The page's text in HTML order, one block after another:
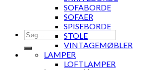
Søg
efter:
SOFABORDE
SOFAER
SPISEBORDE
STOLE
VINTAGEMØBLER
LAMPER
LOFTLAMPER